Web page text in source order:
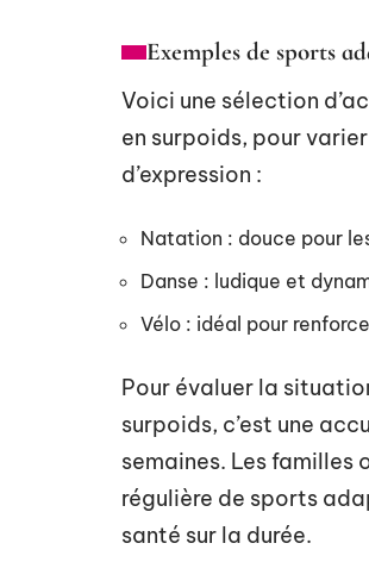
Exemples de sports
Voici une sélection
en surpoids, pour
d’expression :
Natation : douce pour
Danse : ludique et
Vélo : idéal pour
Pour évaluer la
surpoids, c’est une
semaines. Les
régulière de sports
santé sur la durée.